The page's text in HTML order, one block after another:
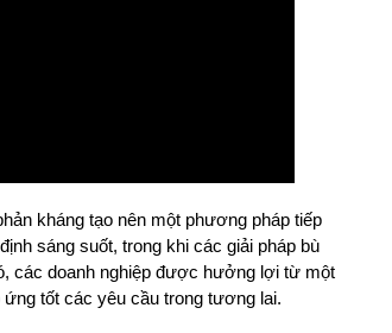
kháng tạo nên một phương pháp tiếp
sáng suốt, trong khi các giải pháp bù
các doanh nghiệp được hưởng lợi từ một
tốt các yêu cầu trong tương lai.